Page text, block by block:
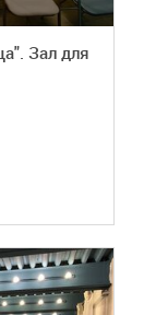
Зал для